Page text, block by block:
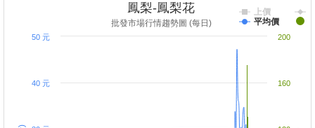
鳳梨-鳳梨花
批發市場行情趨勢圖 (每日)
上價
平均價
40 元
50 元
160
200